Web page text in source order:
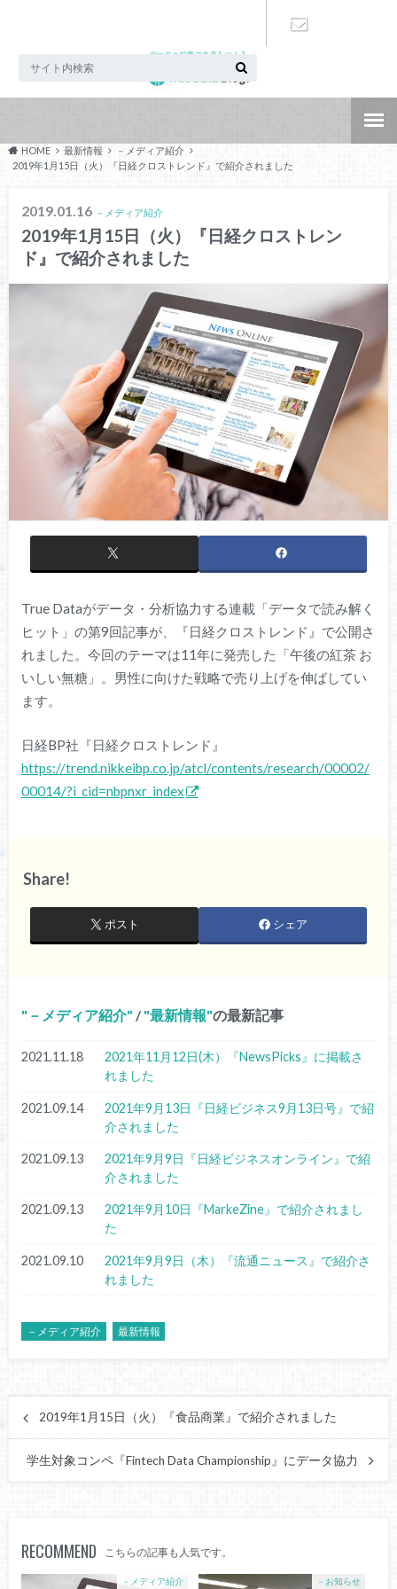
データと知恵で未来をつくる
HOME 最新情報
－メディア紹介
2019年1月15日（火）『日経クロストレンド』で紹介されました
2019.01.16 －メディア紹介
2019年1月15日（火）『日経クロストレン
ド』で紹介されました
True Dataがデータ・分析協力する連載「データで読み解く
ヒット」の第9回記事が、『日経クロストレンド』で公開さ
れました。今回のテーマは11年に発売した「午後の紅茶 お
いしい無糖」。男性に向けた戦略で売り上げを伸ばしてい
ます。
日経BP社『日経クロストレンド』
https://trend.nikkeibp.co.jp/atcl/contents/research/00002/
00014/?i_cid=nbpnxr_index
Share!
ポスト シェア
－メディア紹介 / 最新情報 の最新記事
2021.11.18
2021年11月12日(木）『NewsPicks』に掲載さ
れました
2021.09.14
2021年9月13日『日経ビジネス9月13日号』で紹
介されました
2021.09.13
2021年9月9日『日経ビジネスオンライン』で紹
介されました
2021.09.13
2021年9月10日『MarkeZine』で紹介されまし
た
2021.09.10
2021年9月9日（木）『流通ニュース』で紹介さ
れました
－メディア紹介 最新情報
2019年1月15日（火）『食品商業』で紹介されました
学生対象コンペ『Fintech Data Championship』にデータ協力
RECOMMEND こちらの記事も人気です。
－メディア紹介 －お知らせ